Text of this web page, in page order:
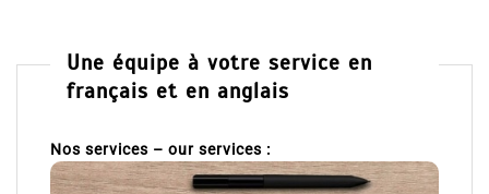
Une équipe à votre service en
français et en anglais
Nos services – our services :